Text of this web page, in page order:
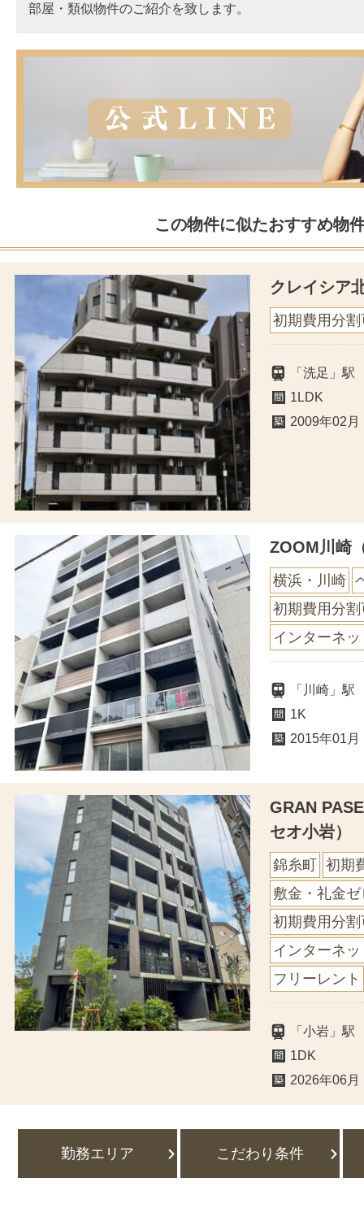
部屋・類似物件のご紹介を致します。
この物件に似たおすすめ物
クレイシア
初期費用分割
「洗足」
1LDK
2009年02月
ZOOM川崎
横浜・川崎
初期費用分割
インターネ
「川崎」
1K
2015年01月
GRAN
セオ小岩）
錦糸町
初期
敷金・礼金ゼ
初期費用分割
インターネ
フリーレント
「小岩」
1DK
2026年06月
勤務エリア こだわり条件